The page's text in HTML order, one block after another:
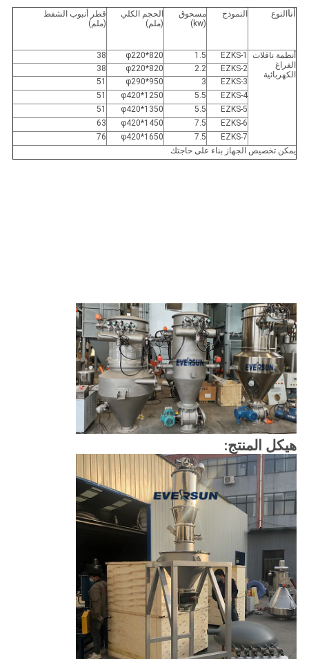
أنا النوع النموذج
مسحوق
(kw)
الحجم الكلي
(ملم)
قطر أنبوب الشفط
(ملم)
أنظمة ناقلات
الفراغ
الكهربائية
EZKS-1
1.5
φ220*820
38
EZKS-2
2.2
φ220*820
38
EZKS-3
3
φ290*950
51
EZKS-4
5.5
φ420*1250
51
EZKS-5
5.5
φ420*1350
51
EZKS-6
7.5
φ420*1450
63
EZKS-7
7.5
φ420*1650
76
يمكن تخصيص الجهاز بناء على حاجتك
هيكل المنتج: